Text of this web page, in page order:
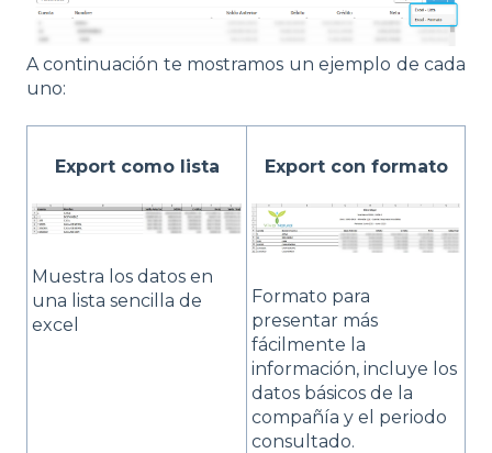
A continuación te mostramos un ejemplo de cada
uno:
Export como lista
Muestra los datos en
una lista sencilla de
excel
Export con formato
Formato para
presentar más
fácilmente la
información, incluye los
datos básicos de la
compañía y el periodo
consultado.